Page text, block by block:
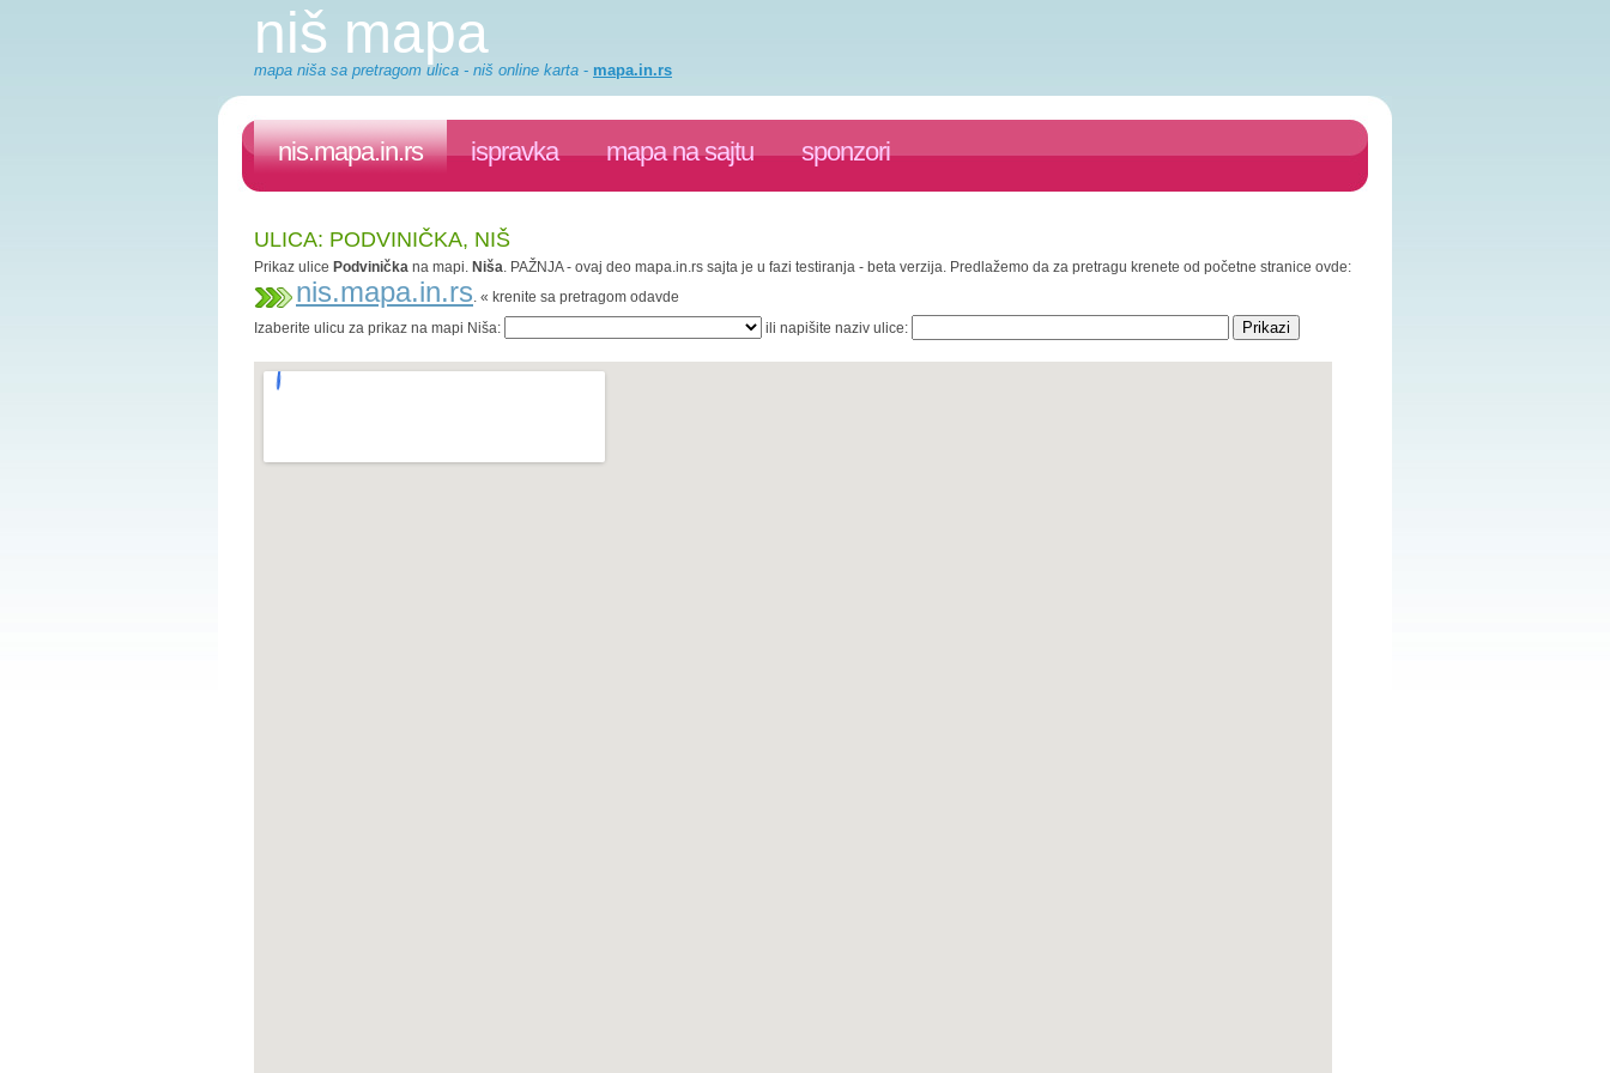
niš mapa
mapa niša sa pretragom ulica - niš online karta - mapa.in.rs
nis.mapa.in.rs ispravka mapa na sajtu sponzori
ULICA: PODVINIČKA, NIŠ
Prikaz ulice Podvinička na mapi. Niša. PAŽNJA - ovaj deo mapa.in.rs sajta je u fazi testiranja - beta verzija. Predlažemo da za pretragu krenete od početne stranice ovde:
nis.mapa.in.rs. « krenite sa pretragom odavde
Izaberite ulicu za prikaz na mapi Niša:
ili napišite naziv ulice: